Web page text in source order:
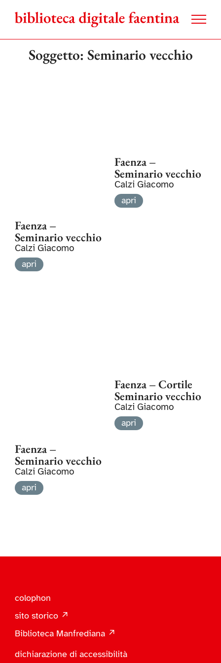
contenuto
Soggetto: Seminario vecchio
Faenza –
Seminario vecchio
Calzi Giacomo
apri
Faenza –
Seminario vecchio
Calzi Giacomo
apri
Faenza –
Seminario vecchio
Calzi Giacomo
apri
Faenza – Cortile
Seminario vecchio
Calzi Giacomo
apri
colophon
sito storico ↗
Biblioteca Manfrediana ↗
dichiarazione di accessibilità